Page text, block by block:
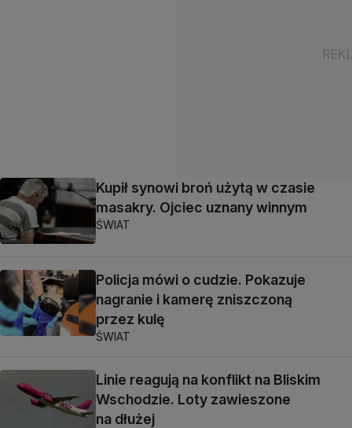
Kupił synowi broń użytą w czasie
masakry. Ojciec uznany winnym
ŚWIAT
Policja mówi o cudzie. Pokazuje
nagranie i kamerę zniszczoną
przez kulę
ŚWIAT
Linie reagują na konflikt na Bliskim
Wschodzie. Loty zawieszone
na dłużej